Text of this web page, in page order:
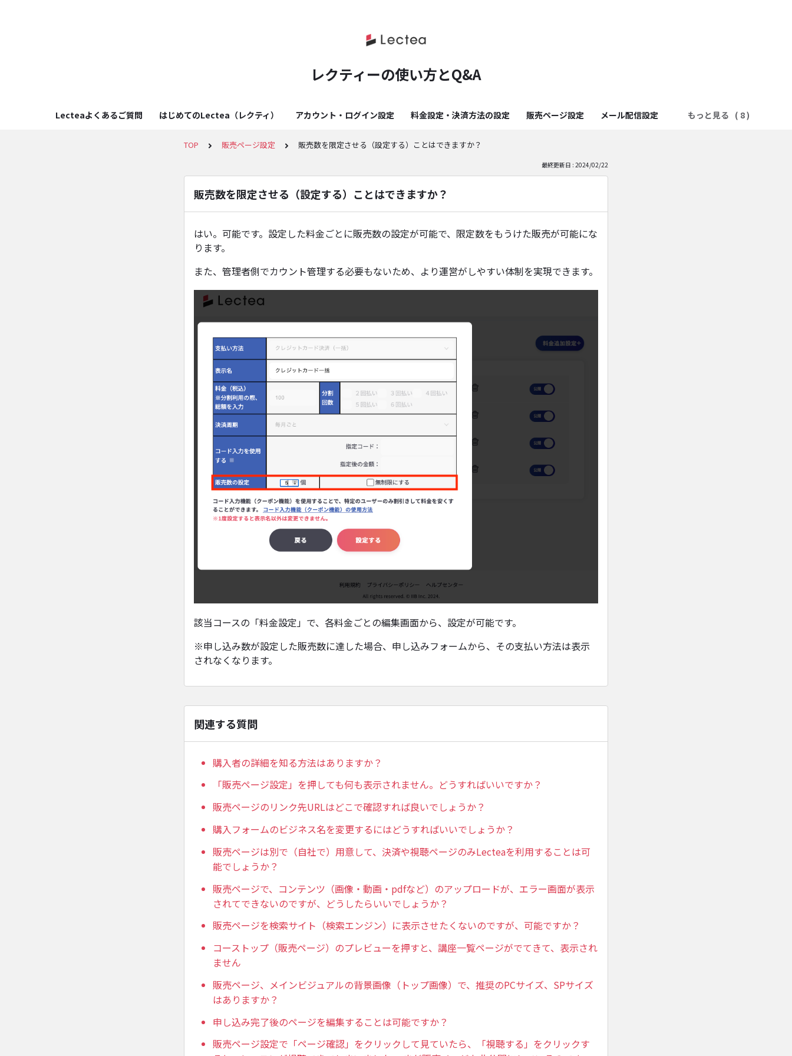
レクティーの使い方とQ&A
Lecteaよくあるご質問 はじめてのLectea（レクティ） アカウント・ログイン設定 料金設定・決済方法の設定 販売ページ設定 メール配信設定 もっと見る
TOP 販売ページ設定 販売数を限定させる（設定する）ことはできますか？
最終更新日 : 2024/02/22
販売数を限定させる（設定する）ことはできますか？
はい。可能です。設定した料金ごとに販売数の設定が可能で、限定数をもうけた販売が可能にな
ります。
また、管理者側でカウント管理する必要もないため、より運営がしやすい体制を実現できます。
該当コースの「料金設定」で、各料金ごとの編集画面から、設定が可能です。
※申し込み数が設定した販売数に達した場合、申し込みフォームから、その支払い方法は表示
されなくなります。
関連する質問
購入者の詳細を知る方法はありますか？
「販売ページ設定」を押しても何も表示されません。どうすればいいですか？
販売ページのリンク先URLはどこで確認すれば良いでしょうか？
購入フォームのビジネス名を変更するにはどうすればいいでしょうか？
販売ページは別で（自社で）用意して、決済や視聴ページのみLecteaを利用することは可
能でしょうか？
販売ページで、コンテンツ（画像・動画・pdfなど）のアップロードが、エラー画面が表示
されてできないのですが、どうしたらいいでしょうか？
販売ページを検索サイト（検索エンジン）に表示させたくないのですが、可能ですか？
コーストップ（販売ページ）のプレビューを押すと、講座一覧ページがでてきて、表示され
ません
販売ページ、メインビジュアルの背景画像（トップ画像）で、推奨のPCサイズ、SPサイズ
はありますか？
申し込み完了後のページを編集することは可能ですか？
販売ページ設定で「ページ確認」をクリックして見ていたら、「視聴する」をクリックす